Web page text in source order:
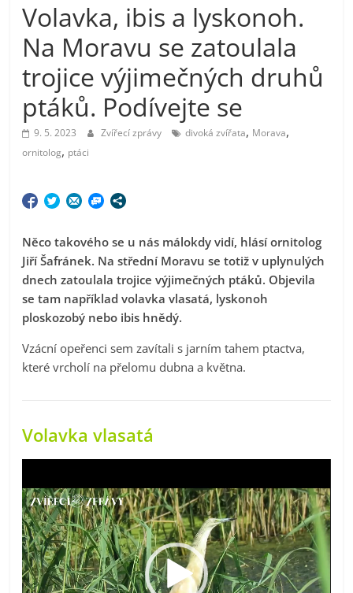
Volavka, ibis a lyskonoh.
Na Moravu se zatoulala
trojice výjimečných druhů
ptáků. Podívejte se
9. 5. 2023 Zvířecí zprávy divoká zvířata, Morava,
ornitolog, ptáci
Něco takového se u nás málokdy vidí, hlásí ornitolog
Jiří Šafránek. Na střední Moravu se totiž v uplynulých
dnech zatoulala trojice výjimečných ptáků. Objevila
se tam například volavka vlasatá, lyskonoh
ploskozobý nebo ibis hnědý.
Vzácní opeřenci sem zavítali s jarním tahem ptactva,
které vrcholí na přelomu dubna a května.
Volavka vlasatá
přehrávač